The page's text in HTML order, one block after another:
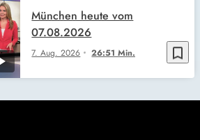
bookmark_border
7. Aug. 2026 26:51 Min.
München heute vom
07.08.2026